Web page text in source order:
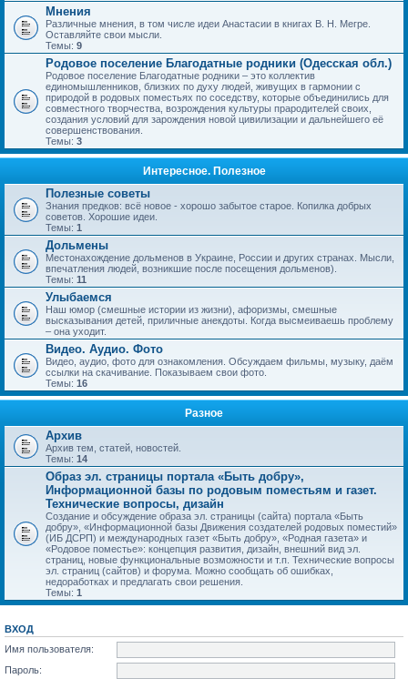
Мнения
Различные мнения, в том числе идеи Анастасии в книгах В. Н. Мегре.
Оставляйте свои мысли.
Темы: 9
Родовое поселение Благодатные родники (Одесская обл.)
Родовое поселение Благодатные родники – это коллектив
единомышленников, близких по духу людей, живущих в гармонии с
природой в родовых поместьях по соседству, которые объединились для
совместного творчества, возрождения культуры прародителей своих,
создания условий для зарождения новой цивилизации и дальнейшего её
совершенствования.
Темы: 3
Интересное. Полезное
Полезные советы
Знания предков: всё новое - хорошо забытое старое. Копилка добрых
советов. Хорошие идеи.
Темы: 1
Дольмены
Местонахождение дольменов в Украине, России и других странах. Мысли,
впечатления людей, возникшие после посещения дольменов).
Темы: 11
Улыбаемся
Наш юмор (смешные истории из жизни), афоризмы, смешные
высказывания детей, приличные анекдоты. Когда высмеиваешь проблему
– она уходит.
Видео. Аудио. Фото
Видео, аудио, фото для ознакомления. Обсуждаем фильмы, музыку, даём
ссылки на скачивание. Показываем свои фото.
Темы: 16
Разное
Архив
Архив тем, статей, новостей.
Темы: 14
Образ эл. страницы портала «Быть добру»,
Информационной базы по родовым поместьям и газет.
Технические вопросы, дизайн
Создание и обсуждение образа эл. страницы (сайта) портала «Быть
добру», «Информационной базы Движения создателей родовых поместий»
(ИБ ДСРП) и международных газет «Быть добру», «Родная газета» и
«Родовое поместье»: концепция развития, дизайн, внешний вид эл.
страниц, новые функциональные возможности и т.п. Технические вопросы
эл. страниц (сайтов) и форума. Можно сообщать об ошибках,
недоработках и предлагать свои решения.
Темы: 1
ВХОД
Имя пользователя:
Пароль: